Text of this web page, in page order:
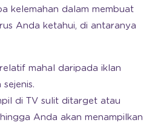
kelemahan dalam membuat
Anda ketahui, di antaranya
mahal daripada iklan
di TV sulit ditarget atau
Anda akan menampilkan